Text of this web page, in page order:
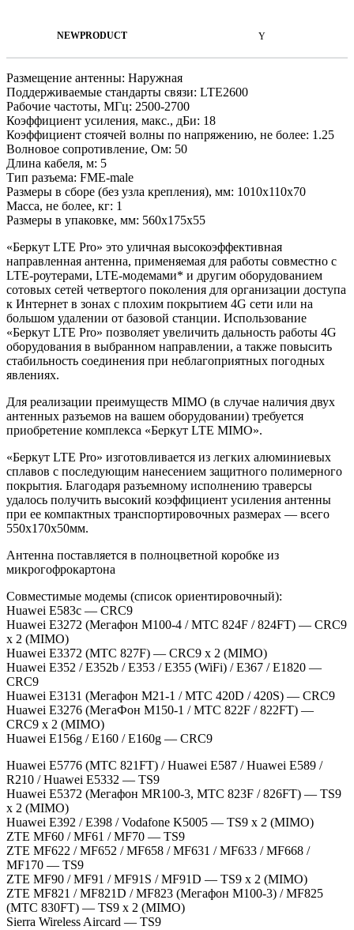
NEWPRODUCT Y
Размещение антенны: Наружная
Поддерживаемые стандарты связи: LTE2600
Рабочие частоты, МГц: 2500-2700
Коэффициент усиления, макс., дБи: 18
Коэффициент стоячей волны по напряжению, не более: 1.25
Волновое сопротивление, Ом: 50
Длина кабеля, м: 5
Тип разъема: FME-male
Размеры в сборе (без узла крепления), мм: 1010x110x70
Масса, не более, кг: 1
Размеры в упаковке, мм: 560х175х55
«Беркут LTE Pro» это уличная высокоэффективная
направленная антенна, применяемая для работы совместно с
LTE-роутерами, LTE-модемами* и другим оборудованием
сотовых сетей четвертого поколения для организации доступа
к Интернет в зонах с плохим покрытием 4G сети или на
большом удалении от базовой станции. Использование
«Беркут LTE Pro» позволяет увеличить дальность работы 4G
оборудования в выбранном направлении, а также повысить
стабильность соединения при неблагоприятных погодных
явлениях.
Для реализации преимуществ MIMO (в случае наличия двух
антенных разъемов на вашем оборудовании) требуется
приобретение комплекса «Беркут LTE MIMO».
«Беркут LTE Pro» изготовливается из легких алюминиевых
сплавов с последующим нанесением защитного полимерного
покрытия. Благодаря разъемному исполнению траверсы
удалось получить высокий коэффициент усиления антенны
при ее компактных транспортировочных размерах — всего
550х170х50мм.
Антенна поставляется в полноцветной коробке из
микрогофрокартона
Совместимые модемы (список ориентировочный):
Huawei E583c — CRC9
Huawei E3272 (Мегафон M100-4 / МТС 824F / 824FT) — CRC9
x 2 (MIMO)
Huawei E3372 (МТС 827F) — CRC9 x 2 (MIMO)
Huawei E352 / E352b / E353 / E355 (WiFi) / E367 / E1820 —
CRC9
Huawei E3131 (Мегафон М21-1 / МТС 420D / 420S) — CRC9
Huawei E3276 (МегаФон М150-1 / МТС 822F / 822FT) —
CRC9 x 2 (MIMO)
Huawei E156g / E160 / E160g — CRC9
Huawei E5776 (МТС 821FT) / Huawei E587 / Huawei E589 /
R210 / Huawei E5332 — TS9
Huawei E5372 (Мегафон MR100-3, МТС 823F / 826FT) — TS9
x 2 (MIMO)
Huawei E392 / E398 / Vodafone K5005 — TS9 x 2 (MIMO)
ZTE MF60 / MF61 / MF70 — TS9
ZTE MF622 / MF652 / MF658 / MF631 / MF633 / MF668 /
MF170 — TS9
ZTE MF90 / MF91 / MF91S / MF91D — TS9 х 2 (MIMO)
ZTE MF821 / MF821D / MF823 (Мегафон M100-3) / MF825
(МТС 830FT) — TS9 x 2 (MIMO)
Sierra Wireless Aircard — TS9